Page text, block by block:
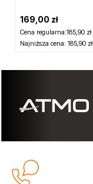
169,00 zł
Cena regularna:185,90 zł
Najniższa cena: 185,90 zł